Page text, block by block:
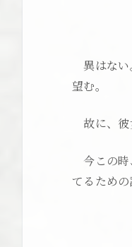
異はない
望む。
故に、彼
今この時
てるための